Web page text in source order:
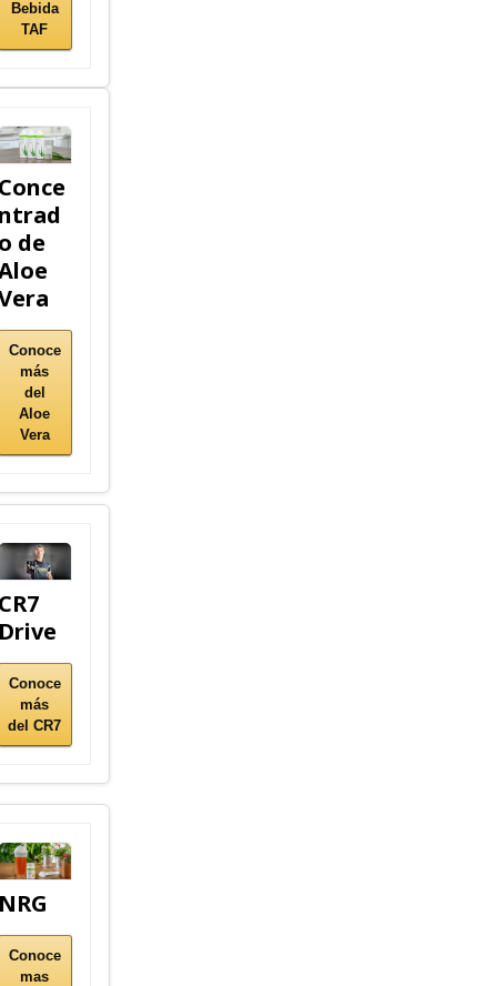
Bebida
TAF
Conce
ntrad
o de
Conoce
más
del
Aloe
Vera
CR7
Drive
Conoce
más
del CR7
NRG
Conoce
mas